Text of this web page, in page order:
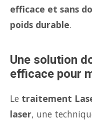
efficace et sans
poids durable.
Une solution
efficace pour
Le traitement
laser, une